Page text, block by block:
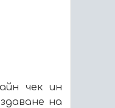
чек ин
на